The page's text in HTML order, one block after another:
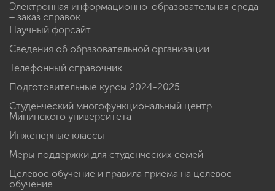
Электронная информационно-образовательная среда
+ заказ справок
Научный форсайт
Сведения об образовательной организации
Телефонный справочник
Подготовительные курсы 2024-2025
Студенческий многофункциональный центр
Мининского университета
Инженерные классы
Меры поддержки для студенческих семей
Целевое обучение и правила приема на целевое
обучение